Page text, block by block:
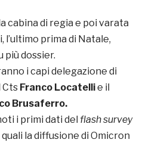
cabina di regia e poi varata
, l’ultimo prima di Natale,
più dossier.
i capi delegazione di
Cts Franco Locatellie il
Brusaferro.
i primi dati del flash survey
la diffusione di Omicron